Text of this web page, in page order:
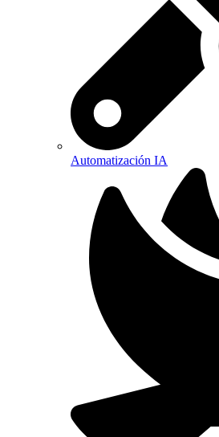
Automatización IA